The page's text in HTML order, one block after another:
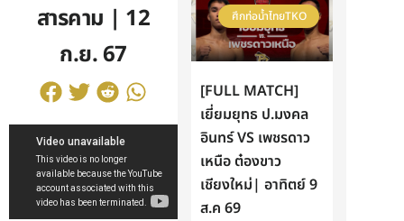
สารคาม | 12
ก.ย. 67
ศึกท่อน้ำไทยTKO
[FULL MATCH]
เยี่ยมยุทธ ป.มงคล
อินทร์ VS เพชรดาว
เหนือ ต๋องขาว
เชียงใหม่| อาทิตย์ 9
ส.ค 69